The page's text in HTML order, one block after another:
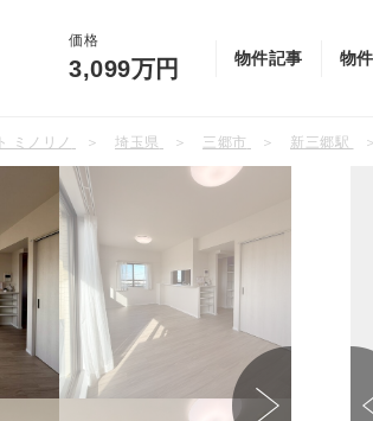
価格
3,099万円 物件記事 物
ミノリノ 埼玉県 三郷市 新三郷駅